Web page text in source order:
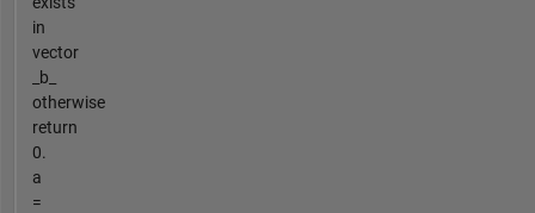
in
vector
_b_
otherwise
return
0.
a
=